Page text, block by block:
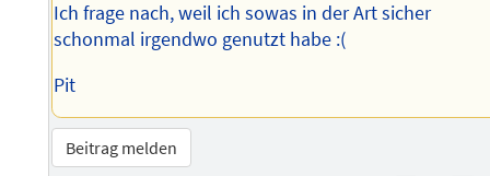
Ich frage nach, weil ich sowas in der Art sicher
schonmal irgendwo genutzt habe :(
Pit
Beitrag melden